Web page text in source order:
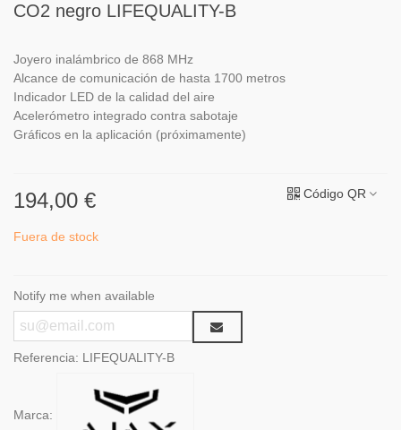
CO2 negro LIFEQUALITY-B
Joyero inalámbrico de 868 MHz
Alcance de comunicación de hasta 1700 metros
Indicador LED de la calidad del aire
Acelerómetro integrado contra sabotaje
Gráficos en la aplicación (próximamente)
194,00 € Código QR
Fuera de stock
Notify me when available
Referencia: LIFEQUALITY-B
Marca: